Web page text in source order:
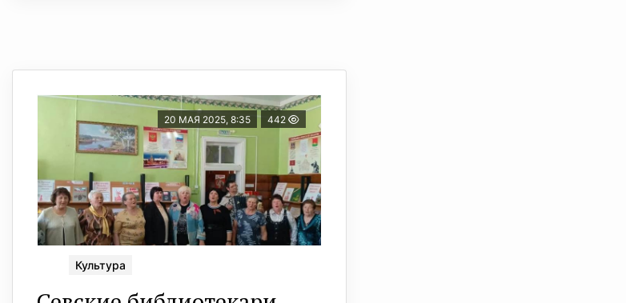
20 МАЯ 2025, 8:35 442
Культура